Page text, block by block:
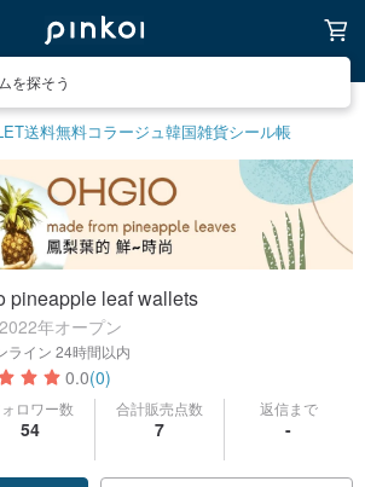
を探そう
送料無料コラージュ韓国雑貨シール帳
pineapple leaf wallets
年オープン
ライン 24時間以内
0.0(0)
ロワー数
54
合計販売点数
7
返信まで
-